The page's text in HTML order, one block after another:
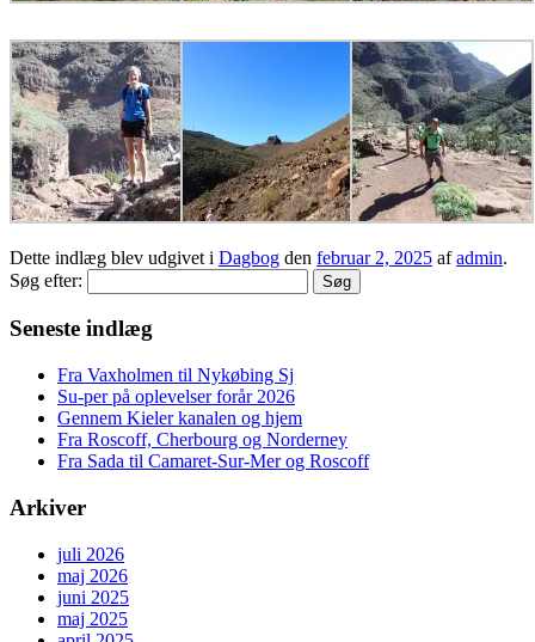
Dette indlæg blev udgivet i Dagbog den februar 2, 2025 afadmin.
Søg efter:
Seneste indlæg
Fra Vaxholmen til Nykøbing Sj
Su-per på oplevelser forår 2026
Gennem Kieler kanalen og hjem
Fra Roscoff, Cherbourg og Norderney
Fra Sada til Camaret-Sur-Mer og Roscoff
Arkiver
juli 2026
maj 2026
juni 2025
maj 2025